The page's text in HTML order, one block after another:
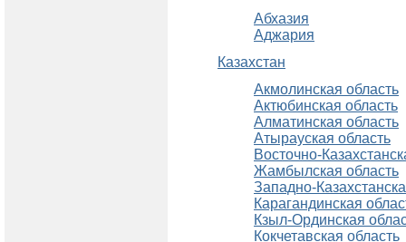
Абхазия
Аджария
Казахстан
Акмолинская область
Актюбинская область
Алматинская область
Атырауская область
Восточно-
Жамбылская область
Западно-
Карагандинская
Кзыл-Ординская
Кокчетавская область